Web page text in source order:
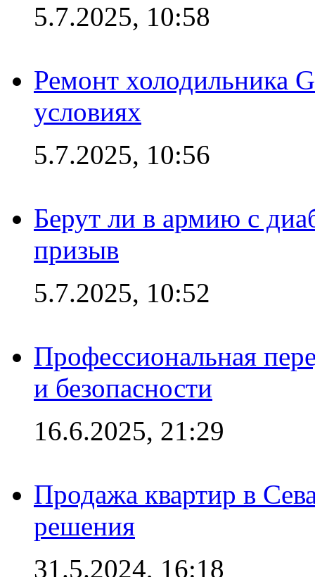
5.7.2025, 10:58
Ремонт холодильника
условиях
5.7.2025, 10:56
Берут ли в армию с
призыв
5.7.2025, 10:52
Профессиональная
и безопасности
16.6.2025, 21:29
Продажа квартир в
решения
31.5.2024, 16:18